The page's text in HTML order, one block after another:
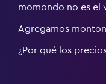
momondo no es el
Agregamos
¿Por qué los